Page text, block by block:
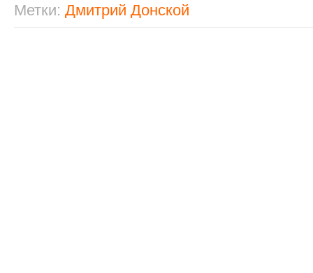
Метки: Дмитрий Донской